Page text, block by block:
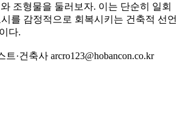
조형물을 둘러보자. 이는 단순히 일회
를 감정적으로 회복시키는 건축적 선언
다.
·건축사 arcro123@hobancon.co.kr